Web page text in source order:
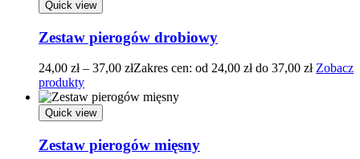
Quick view
Zestaw pierogów drobiowy
24,00 zł – 37,00 złZakres cen: od 24,00 zł do 37,00 zł Zobacz
produkty
Quick view
Zestaw pierogów mięsny